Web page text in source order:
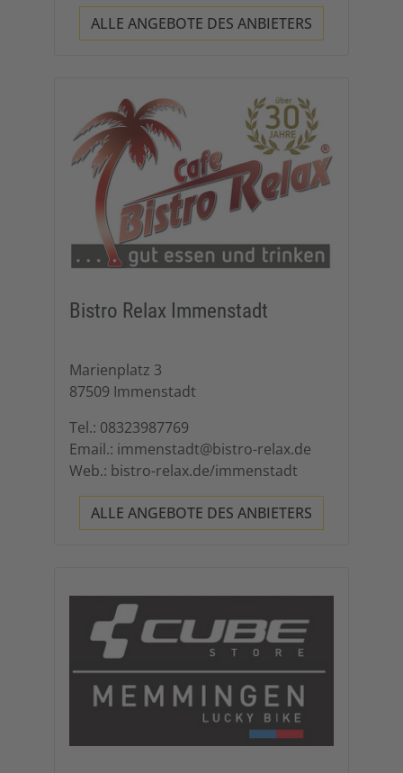
ALLE ANGEBOTE DES ANBIETERS
Bistro Relax Immenstadt
Marienplatz 3
87509 Immenstadt
Tel.: 08323987769
Email.: immenstadt@bistro-relax.de
Web.: bistro-relax.de/immenstadt
ALLE ANGEBOTE DES ANBIETERS